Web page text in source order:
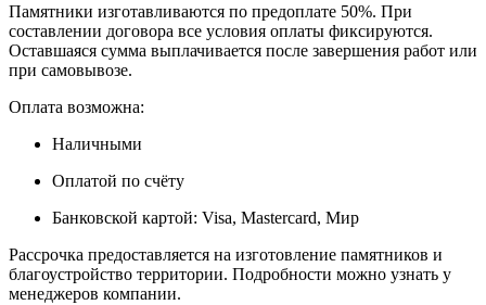
Памятники изготавливаются по предоплате 50%. При
составлении договора все условия оплаты фиксируются.
Оставшаяся сумма выплачивается после завершения работ или
при самовывозе.
Оплата возможна:
Наличными
Оплатой по счёту
Банковской картой: Visa, Mastercard, Мир
Рассрочка предоставляется на изготовление памятников и
благоустройство территории. Подробности можно узнать у
менеджеров компании.